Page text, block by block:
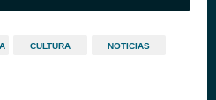
CULTURA NOTICIAS